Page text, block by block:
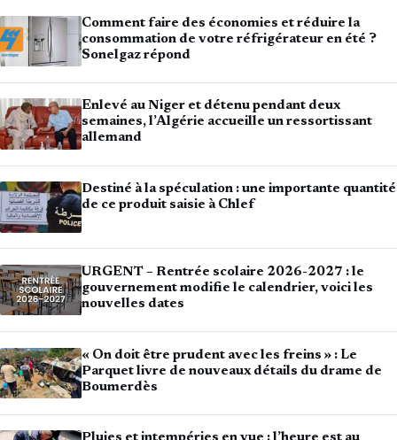
Comment faire des économies et réduire la
consommation de votre réfrigérateur en été ?
Sonelgaz répond
Enlevé au Niger et détenu pendant deux
semaines, l’Algérie accueille un ressortissant
allemand
Destiné à la spéculation : une importante quantité
de ce produit saisie à Chlef
URGENT – Rentrée scolaire 2026-2027 : le
gouvernement modifie le calendrier, voici les
nouvelles dates
« On doit être prudent avec les freins » : Le
Parquet livre de nouveaux détails du drame de
Boumerdès